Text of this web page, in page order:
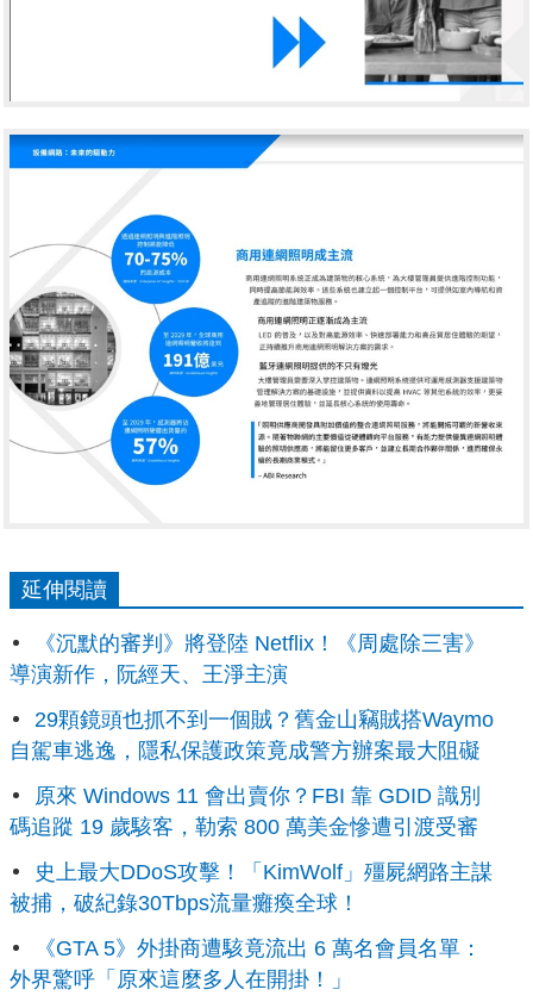
延伸閱讀
《沉默的審判》將登陸 Netflix！《周處除三害》
導演新作，阮經天、王淨主演
29顆鏡頭也抓不到一個賊？舊金山竊賊搭Waymo
自駕車逃逸，隱私保護政策竟成警方辦案最大阻礙
原來 Windows 11 會出賣你？FBI 靠 GDID 識別
碼追蹤 19 歲駭客，勒索 800 萬美金慘遭引渡受審
史上最大DDoS攻擊！「KimWolf」殭屍網路主謀
被捕，破紀錄30Tbps流量癱瘓全球！
《GTA 5》外掛商遭駭竟流出 6 萬名會員名單：
外界驚呼「原來這麼多人在開掛！」